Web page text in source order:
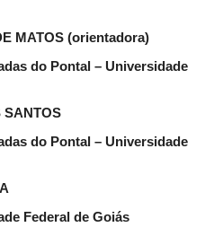
MATOS (orientadora)
do Pontal – Universidade
SANTOS
do Pontal – Universidade
Federal de Goiás